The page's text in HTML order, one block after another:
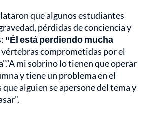
que algunos estudiantes
pérdidas de conciencia y
“Él está perdiendo mucha
comprometidas por el
mi sobrino lo tienen que operar
y tiene un problema en el
alguien se apersone del tema y